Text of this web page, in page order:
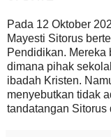
Pada 12 Oktober
Mayesti Sitorus
Pendidikan. Mereka
dimana pihak
ibadah Kristen.
menyebutkan tidak
tandatangan Sitorus